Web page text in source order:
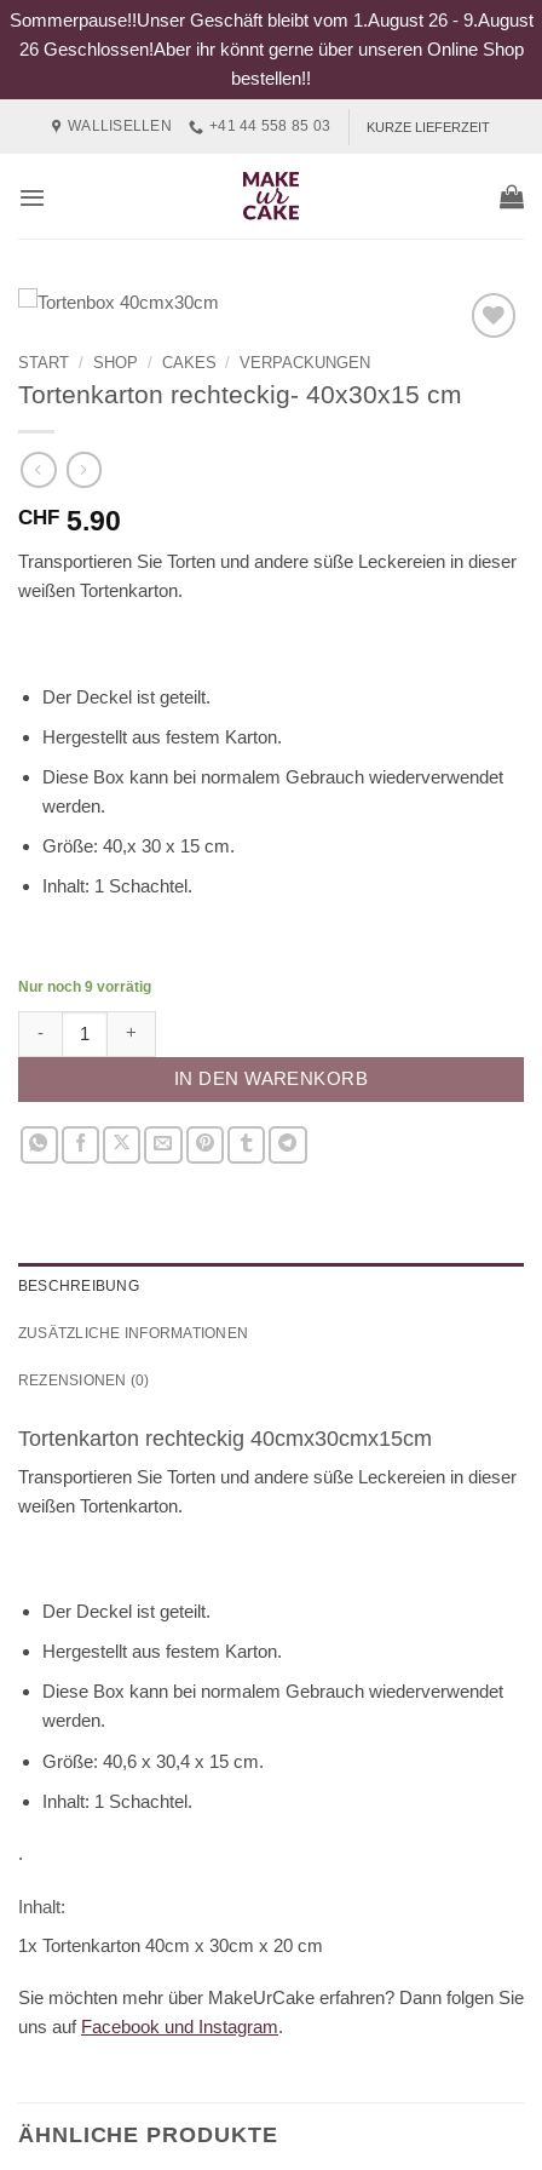
Sommerpause!!Unser Geschäft bleibt vom 1.August 26 - 9.August
26 Geschlossen!Aber ihr könnt gerne über unseren Online Shop
bestellen!!
WALLISELLEN +41 44 558 85 03 KURZE LIEFERZEIT
START / SHOP / CAKES / VERPACKUNGEN
Tortenkarton rechteckig- 40x30x15 cm
CHF 5.90
Transportieren Sie Torten und andere süße Leckereien in dieser
weißen Tortenkarton.
Der Deckel ist geteilt.
Hergestellt aus festem Karton.
Diese Box kann bei normalem Gebrauch wiederverwendet
werden.
Größe: 40,x 30 x 15 cm.
Inhalt: 1 Schachtel.
Nur noch 9 vorrätig
IN DEN WARENKORB
BESCHREIBUNG
ZUSÄTZLICHE INFORMATIONEN
REZENSIONEN (0)
Tortenkarton rechteckig 40cmx30cmx15cm
Transportieren Sie Torten und andere süße Leckereien in dieser
weißen Tortenkarton.
Der Deckel ist geteilt.
Hergestellt aus festem Karton.
Diese Box kann bei normalem Gebrauch wiederverwendet
werden.
Größe: 40,6 x 30,4 x 15 cm.
Inhalt: 1 Schachtel.
.
Inhalt:
1x Tortenkarton 40cm x 30cm x 20 cm
Sie möchten mehr über MakeUrCake erfahren? Dann folgen Sie
uns auf Facebook und Instagram.
ÄHNLICHE PRODUKTE